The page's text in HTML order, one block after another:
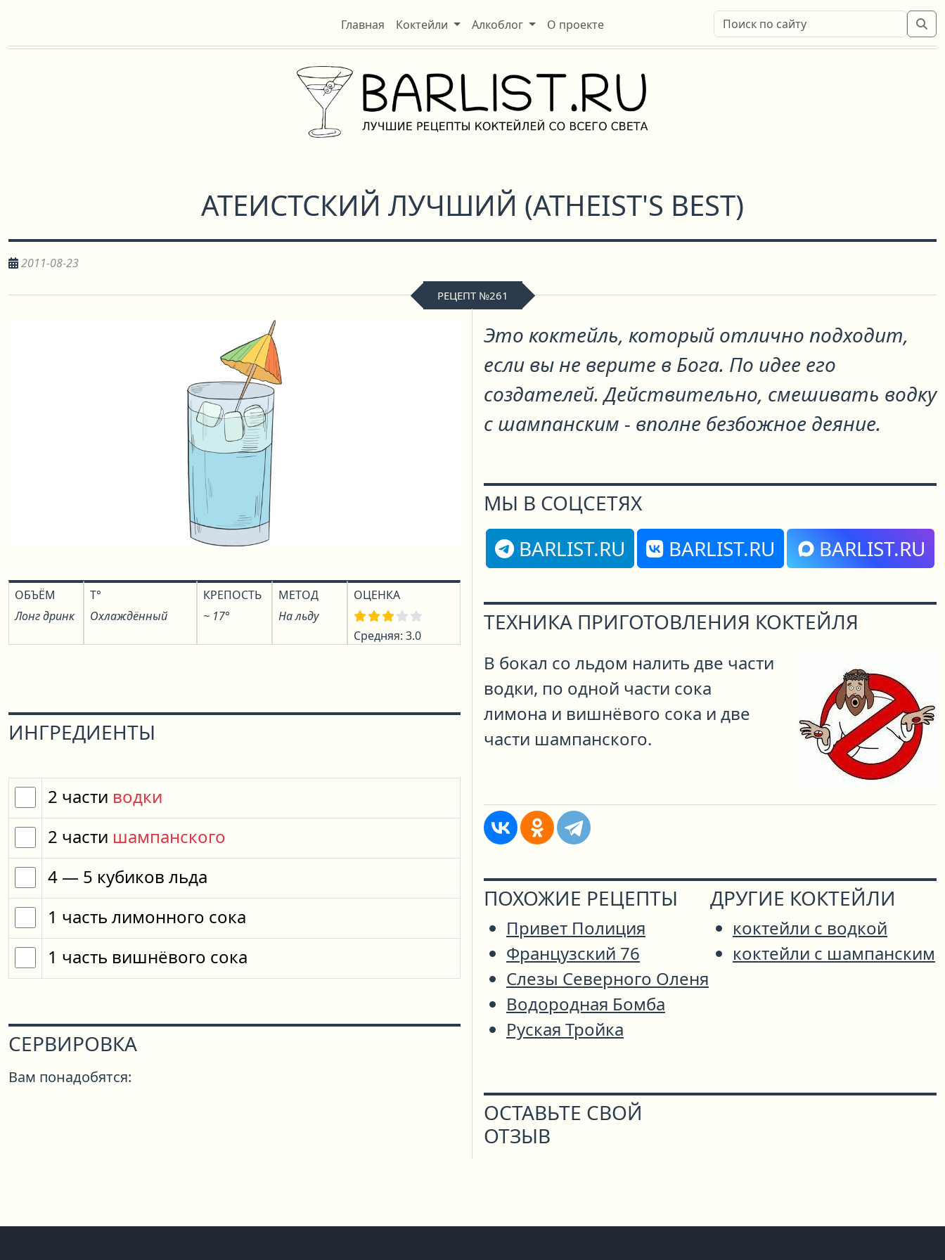
Главная Коктейли Алкоблог О проекте
АТЕИСТСКИЙ ЛУЧШИЙ (ATHEIST'S BEST)
2011-08-23
РЕЦЕПТ №261
ОБЪЁМ
Лонг дринк
T°
Охлаждённый
КРЕПОСТЬ
~ 17°
МЕТОД
На льду
ОЦЕНКА
Средняя: 3.0
ИНГРЕДИЕНТЫ
2 части водки
2 части шампанского
4 — 5 кубиков льда
1 часть лимонного сока
1 часть вишнёвого сока
СЕРВИРОВКА
Вам понадобятся:
Это коктейль, который отлично подходит,
если вы не верите в Бога. По идее его
создателей. Действительно, смешивать водку
с шампанским - вполне безбожное деяние.
МЫ В СОЦСЕТЯХ
BARLIST.RU
BARLIST.RU BARLIST.RU
ТЕХНИКА ПРИГОТОВЛЕНИЯ КОКТЕЙЛЯ
В бокал со льдом налить две части
водки, по одной части сока
лимона и вишнёвого сока и две
части шампанского.
ПОХОЖИЕ РЕЦЕПТЫ
Привет Полиция
Французский 76
Слезы Северного Оленя
Водородная Бомба
Руская Тройка
ДРУГИЕ КОКТЕЙЛИ
коктейли с водкой
коктейли с шампанским
ОСТАВЬТЕ СВОЙ
ОТЗЫВ